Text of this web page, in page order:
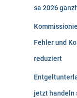
sa 2026
Fehler und
reduziert
jetzt handeln